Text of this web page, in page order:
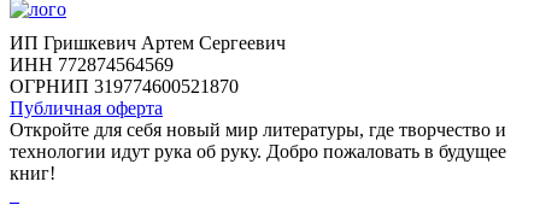
ИП Гришкевич Артем Сергеевич
ИНН 772874564569
ОГРНИП 319774600521870
Публичная оферта
Откройте для себя новый мир литературы, где творчество и
технологии идут рука об руку. Добро пожаловать в будущее
книг!